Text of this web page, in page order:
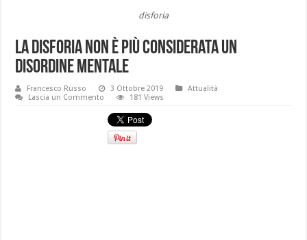
disforia
La disforia non è più considerata un
disordine mentale
Francesco Russo 3 Ottobre 2019
Attualità
Lascia un Commento
181 Views